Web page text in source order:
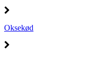
Oksekød